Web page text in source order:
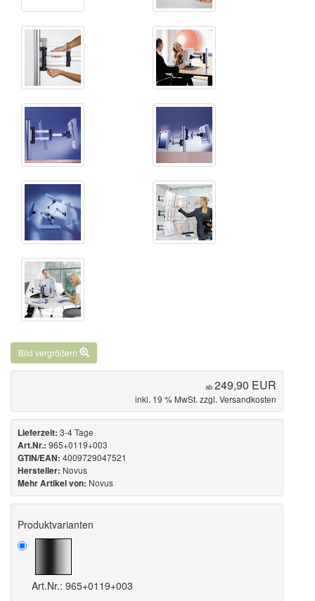
Bild vergrößern
ab 249,90 EUR
inkl. 19 % MwSt. zzgl. Versandkosten
Lieferzeit: 3-4 Tage
Art.Nr.: 965+0119+003
GTIN/EAN: 4009729047521
Hersteller: Novus
Mehr Artikel von: Novus
Produktvarianten
Art.Nr.: 965+0119+003